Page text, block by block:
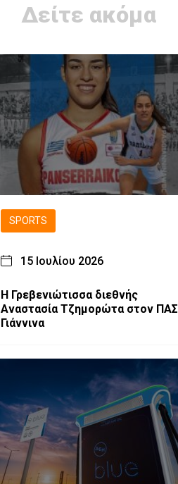
Δείτε ακόμα
SPORTS
15 Ιουλίου 2026
Η Γρεβενιώτισσα διεθνής
Αναστασία Τζημορώτα στον ΠΑΣ
Γιάννινα